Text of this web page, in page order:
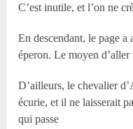
C’est inutile, et l’on ne
En descendant, le page a
éperon. Le moyen
D’ailleurs, le chevalier
écurie, et il ne laisserait
qui passe